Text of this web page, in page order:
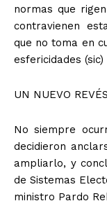
normas que
contravienen
que no toma en
esfericidades
UN NUEVO
No siempre
decidieron
ampliarlo, y
de Sistemas
ministro Pardo